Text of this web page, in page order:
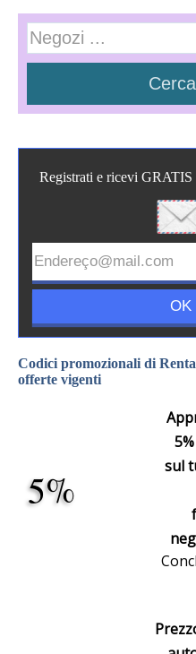
Registrati e ricevi
Codici promozionali di
offerte vigenti
5%
sul